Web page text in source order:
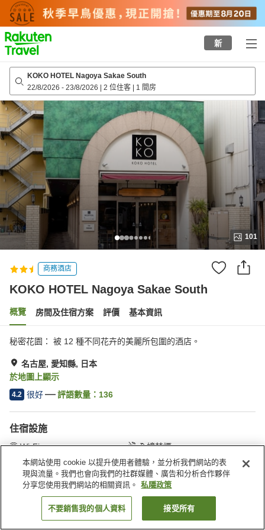
to
top
page
新
KOKO HOTEL Nagoya Sakae South
22/8/2026 - 23/8/2026 | 2 位住客 | 1 間房
101
商務酒店
KOKO HOTEL Nagoya Sakae South
概覽 房間及住宿方案 評價 基本資訊
秘密花園： 被 12 種不同花卉的美麗所包圍的酒店。
名古屋, 愛知縣, 日本
於地圖上顯示
4.2 很好 評語數量： 136
住宿設施
Wi-Fi
全幢禁煙
自動販賣機
公眾地方設有閉路電視
主頁 日本 愛知縣 名古屋 Koko Hotel 名古屋榮南
找客房
本網站使用 cookie 以提升使用者體驗，並分析我們網站的表
現與流量。我們也會向我們的社群媒體、廣告和分析合作夥伴
分享您使用我們網站的相關資訊。
私隱政策
不要銷售我的個人資料 接受所有